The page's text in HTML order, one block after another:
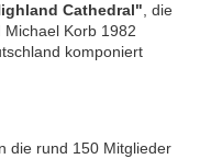
Cathedral" , die
Korb 1982
komponiert
die rund 150 Mitglieder